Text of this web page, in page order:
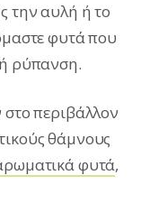
την αυλή ή το
φυτά που
ρύπανση.
περιβάλλον
θάμνους
φυτά,